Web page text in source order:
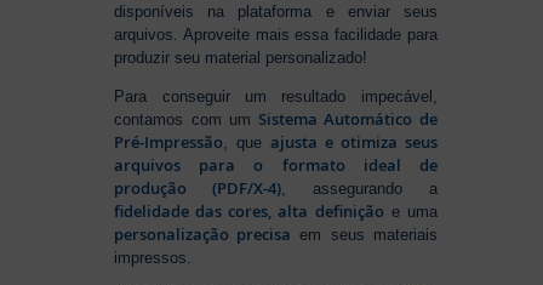
disponíveis na plataforma e enviar seus
arquivos. Aproveite mais essa facilidade para
produzir seu material personalizado!
Para conseguir um resultado impecável,
contamos com um Sistema Automático de
Pré-Impressão , queajusta e otimiza seus
arquivos para o formato ideal de
produção (PDF/X-4) , assegurando a
fidelidade das cores, alta definição e uma
personalização precisa em seus materiais
impressos.